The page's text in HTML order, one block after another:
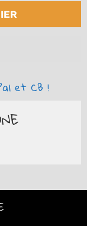
et CB !